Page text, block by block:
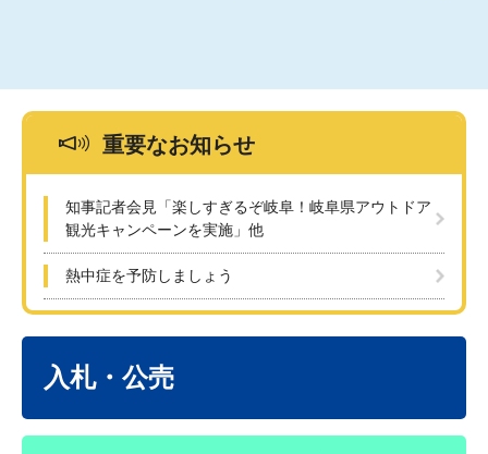
重要なお知らせ
知事記者会見「楽しすぎるぞ岐阜！岐阜県アウトドア
観光キャンペーンを実施」他
熱中症を予防しましょう
入札・公売